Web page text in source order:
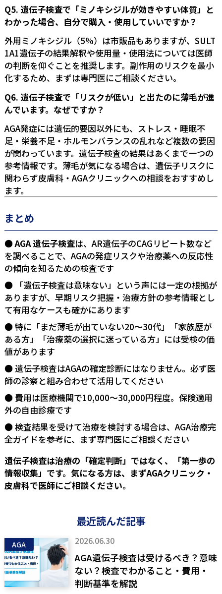
Q5. 遺伝子検査で「ミノキシジルが効きやすい体質」と
わかった場合、自分で購入・使用していいですか？
外用ミノキシジル（5%）は市販品もありますが、SULT
1A1遺伝子の結果解釈や使用量・使用法については医師
の判断を仰ぐことを推奨します。副作用のリスクを最小
化するため、まずは専門医にご相談ください。
Q6. 遺伝子検査で「リスクが低い」と出たのに薄毛が進
んでいます。なぜですか？
AGA発症には遺伝的要因以外にも、ストレス・睡眠不
足・栄養不足・ホルモンバランスの乱れなど複数の要因
が関わっています。遺伝子検査の結果はあくまで一つの
参考情報です。薄毛が気になる場合は、遺伝子リスクに
関わらず皮膚科・AGAクリニックへの相談をおすすめし
ます。
まとめ
AGA 遺伝子検査は、AR遺伝子のCAGリピート数など
を調べることで、AGAの発症リスクや治療薬への反応性
の傾向を知るための検査です
「遺伝子検査は意味ない」という声には一定の根拠が
ありますが、早期リスク把握・治療方針の参考情報とし
て有用なケースも確かにあります
特に「まだ薄毛が出ていない20〜30代」「家族歴が
ある方」「治療薬の選択に迷っている方」には受検の価
値があります
遺伝子検査はAGAの確定診断にはなりません。必ず医
師の診察と組み合わせて活用してください
費用は医療機関で10,000〜30,000円程度。保険適用
外の自由診療です
検査結果を受けて治療を検討する場合は、AGA治療完
全ガイドを参考に、まず専門医にご相談ください
遺伝子検査は治療の「確定判断」ではなく、「第一歩の
情報収集」です。気になる方は、まずAGAクリニック・
皮膚科で医師にご相談ください。
最近読んだ記事
AGA
AGA遺伝子検査は受けるべき？意味
ない？検査でわかること・費用・
判断基準を解説
2026.06.30